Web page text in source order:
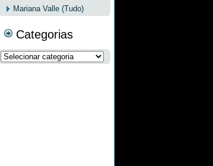
Mariana Valle (Tudo)
Categorias
Categorias